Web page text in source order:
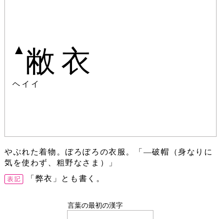
▲ 敝衣
ヘイイ
やぶれた着物。ぼろぼろの衣服。「―破帽（身なりに
気を使わず、粗野なさま）」
「弊衣」とも書く。
言葉の最初の漢字